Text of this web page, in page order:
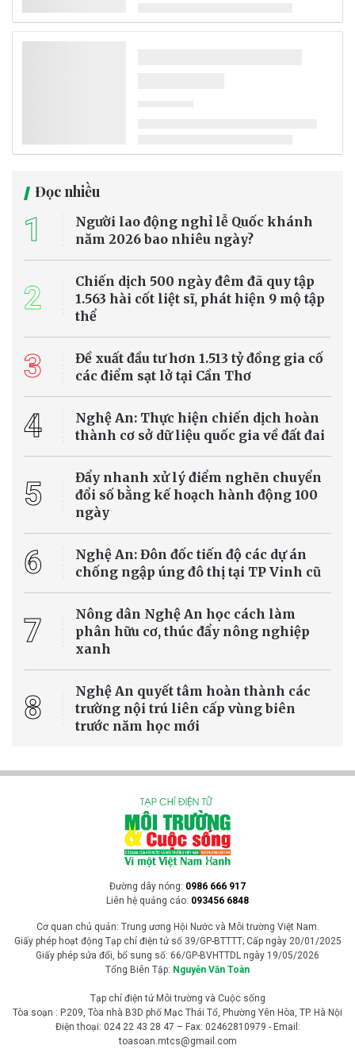
thế khí tượng thủy văn trong nửa cuối năm 2026 và đầu năm 2027,
thiếu nước và xâm nhập mặn tại Đồng bằng sông Cửu Long gia
tăng trong mùa khô tới.
Biến đổi khí hậu
Dự báo thời tiết ngày 5/8/2026: Có mưa vừa,
Trung tâm Dự báo Khí tượng Thủy văn Quốc gia vừa đưa ra thông
tin dự báo thời tiết ngày 5/8/2026 tại Hà Nội và các vùng trên cả
Dự báo thời tiết
Dự báo thời tiết Hà Nội ngày 5/8/2026: Có mưa
vừa, mưa to và dông
Trung tâm Dự báo Khí tượng Thủy văn Quốc gia vừa đưa ra thông
tin dự báo thời tiết ngày 5/8/2026 tại Hà Nội và các vùng trên cả
Biến đổi khí hậu